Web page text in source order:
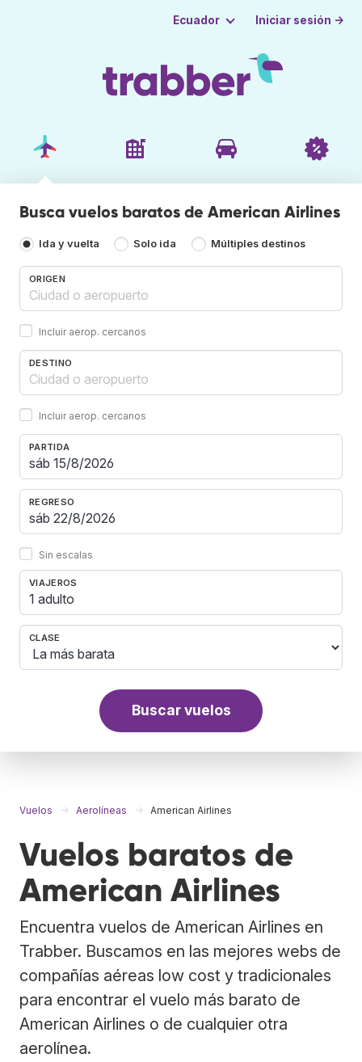
Ecuador Iniciar sesión →
Busca vuelos baratos de American Airlines
Ida y vuelta Solo ida Múltiples destinos
ORIGEN
Incluir aerop. cercanos
DESTINO
Incluir aerop. cercanos
PARTIDA
REGRESO
Sin escalas
VIAJEROS
1 adulto
CLASE
Buscar vuelos
Vuelos Aerolíneas American Airlines
Vuelos baratos de
American Airlines
Encuentra vuelos de American Airlines en
Trabber. Buscamos en las mejores webs de
compañías aéreas low cost y tradicionales
para encontrar el vuelo más barato de
American Airlines o de cualquier otra
aerolínea.